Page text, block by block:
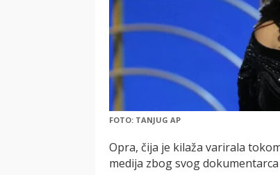
FOTO: TANJUG AP
Opra, čija je kilaža varirala
medija zbog svog